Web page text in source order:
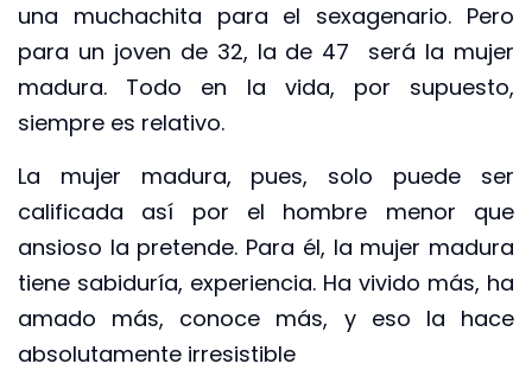
una muchachita para el sexagenario. Pero
para un joven de 32, la de 47 será la mujer
madura. Todo en la vida, por supuesto,
siempre es relativo.
La mujer madura, pues, solo puede ser
calificada así por el hombre menor que
ansioso la pretende. Para él, la mujer madura
tiene sabiduría, experiencia. Ha vivido más, ha
amado más, conoce más, y eso la hace
absolutamente irresistible